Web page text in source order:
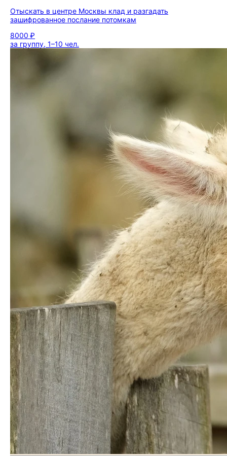
Отыскать в центре Москвы клад и разгадать
зашифрованное послание потомкам
8000 ₽
за группу, 1–10 чел.